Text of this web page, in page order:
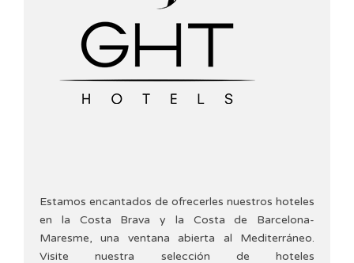
Estamos encantados de ofrecerles nuestros hoteles
en la Costa Brava y la Costa de Barcelona-
Maresme, una ventana abierta al Mediterráneo.
Visite nuestra selección de hoteles